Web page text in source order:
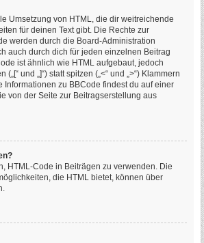
Umsetzung von HTML, die dir weitreichende
für deinen Text gibt. Die Rechte zur
werden durch die Board-Administration
auch durch dich für jeden einzelnen Beitrag
ist ähnlich wie HTML aufgebaut, jedoch
und „]“) statt spitzen („<“ und „>“) Klammern
Informationen zu BBCode findest du auf einer
von der Seite zur Beitragserstellung aus
HTML-Code in Beiträgen zu verwenden. Die
die HTML bietet, können über